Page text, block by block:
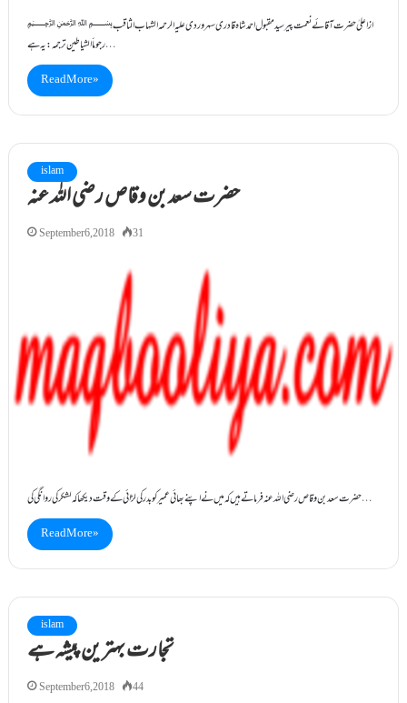
﷽ ازاعلیٰ حضرت آقائے نعمت پیرسیدمقبول احمدشاہ قادر ی سہروردی علیہ الرحمہ الشہاب الثاقب
رجوماََ الشیاطین ترجمہ : یہ ہے…
Read More »
islam
حضرت سعدبن وقاص رضی اللہ عنہ
September 6, 2018 31
حضرت سعدبن وقاص رضی اللہ عنہ فرماتےہیں کہ میں نےاپنے بھائی عمیرکوبدر کی لڑائی کے وقت دیکھاکہ لشکرکی روانگی کی…
Read More »
islam
تجارت بہترین پیشہ ہے
September 6, 2018 44